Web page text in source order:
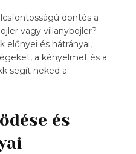
döntés a
vagy villanybojler?
előnyei és hátrányai,
a kényelmet és a
segít neked a
és